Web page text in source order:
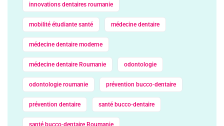
innovations dentaires roumanie
mobilité étudiante santé médecine dentaire
médecine dentaire moderne
médecine dentaire Roumanie odontologie
odontologie roumanie prévention bucco‑dentaire
prévention dentaire santé bucco‑dentaire
santé bucco‑dentaire Roumanie